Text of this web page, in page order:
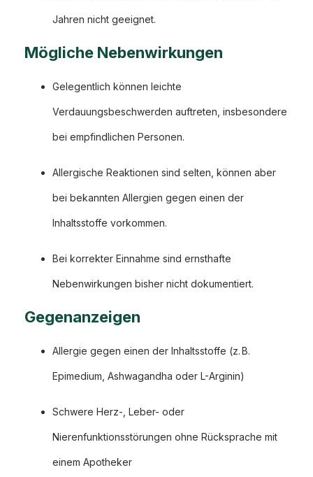
Jahren nicht geeignet.
Mögliche Nebenwirkungen
Gelegentlich können leichte
Verdauungsbeschwerden auftreten, insbesondere
bei empfindlichen Personen.
Allergische Reaktionen sind selten, können aber
bei bekannten Allergien gegen einen der
Inhaltsstoffe vorkommen.
Bei korrekter Einnahme sind ernsthafte
Nebenwirkungen bisher nicht dokumentiert.
Gegenanzeigen
Allergie gegen einen der Inhaltsstoffe (z. B.
Epimedium, Ashwagandha oder L-Arginin)
Schwere Herz-, Leber- oder
Nierenfunktionsstörungen ohne Rücksprache mit
einem Apotheker